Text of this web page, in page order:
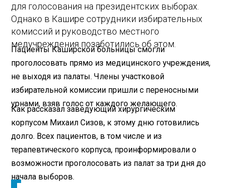
для голосования на президентских выборах.
Однако в Кашире сотрудники избирательных
комиссий и руководство местного
медучреждения позаботились об этом.
Пациенты Каширской больницы смогли
проголосовать прямо из медицинского учреждения,
не выходя из палаты. Члены участковой
избирательной комиссии пришли с переносными
урнами, взяв голос от каждого желающего.
Как рассказал заведующий хирургическим
корпусом Михаил Сизов, к этому дню готовились
долго. Всех пациентов, в том числе и из
терапевтического корпуса, проинформировали о
возможности проголосовать из палат за три дня до
начала выборов.